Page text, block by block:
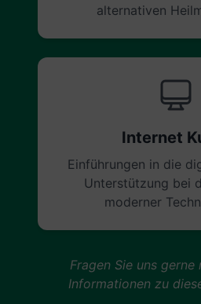
alternativen
Internet
Einführungen in die
Unterstützung bei
moderner
Fragen Sie uns
Informationen zu